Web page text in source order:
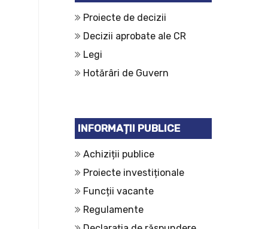
Proiecte de decizii
Decizii aprobate ale CR
Legi
Hotărâri de Guvern
INFORMAȚII PUBLICE
Achiziții publice
Proiecte investiționale
Funcții vacante
Regulamente